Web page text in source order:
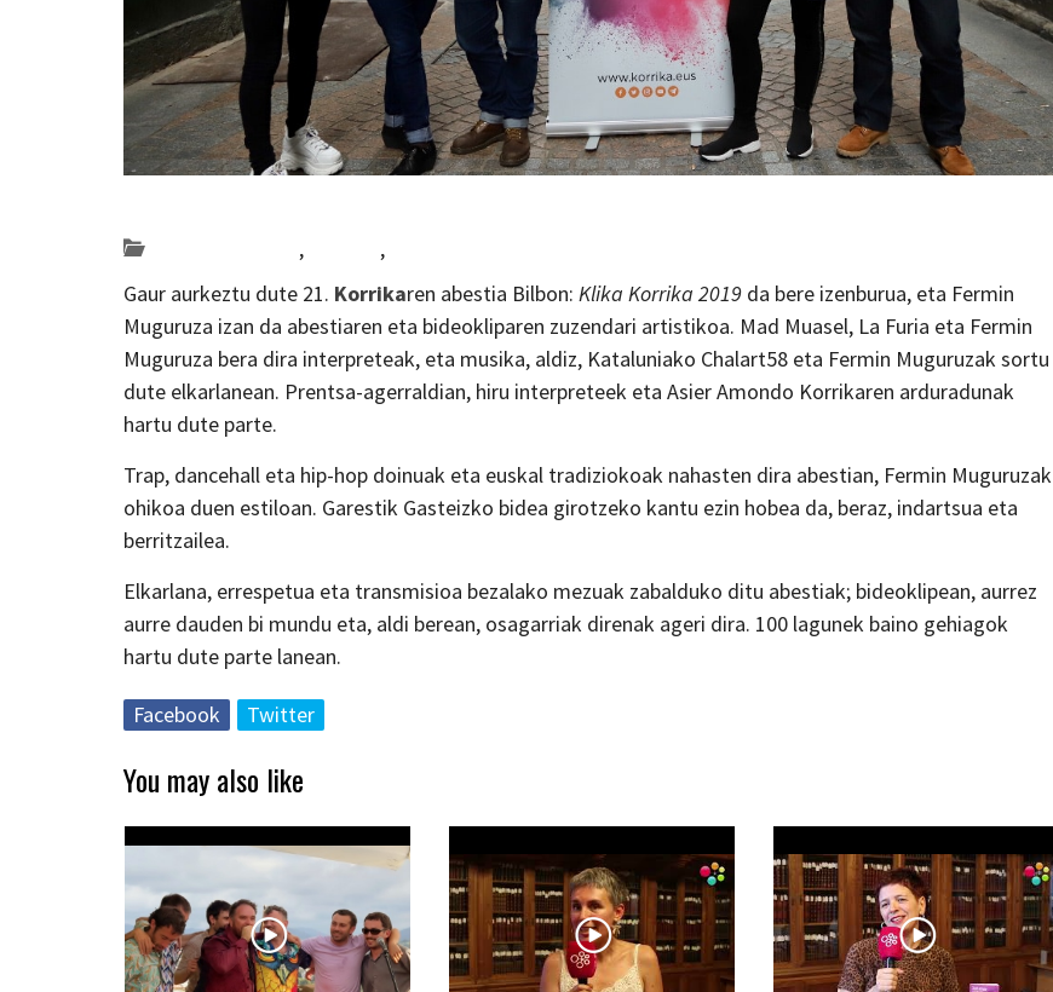
, ,
Gaur aurkeztu dute 21. Korrikaren abestia Bilbon: Klika Korrika 2019 da bere izenburua, eta Fermin
Muguruza izan da abestiaren eta bideokliparen zuzendari artistikoa. Mad Muasel, La Furia eta Fermin
Muguruza bera dira interpreteak, eta musika, aldiz, Kataluniako Chalart58 eta Fermin Muguruzak sortu
dute elkarlanean. Prentsa-agerraldian, hiru interpreteek eta Asier Amondo Korrikaren arduradunak
hartu dute parte.
Trap, dancehall eta hip-hop doinuak eta euskal tradiziokoak nahasten dira abestian, Fermin Muguruzak
ohikoa duen estiloan. Garestik Gasteizko bidea girotzeko kantu ezin hobea da, beraz, indartsua eta
berritzailea.
Elkarlana, errespetua eta transmisioa bezalako mezuak zabalduko ditu abestiak; bideoklipean, aurrez
aurre dauden bi mundu eta, aldi berean, osagarriak direnak ageri dira. 100 lagunek baino gehiagok
hartu dute parte lanean.
Facebook Twitter
You may also like